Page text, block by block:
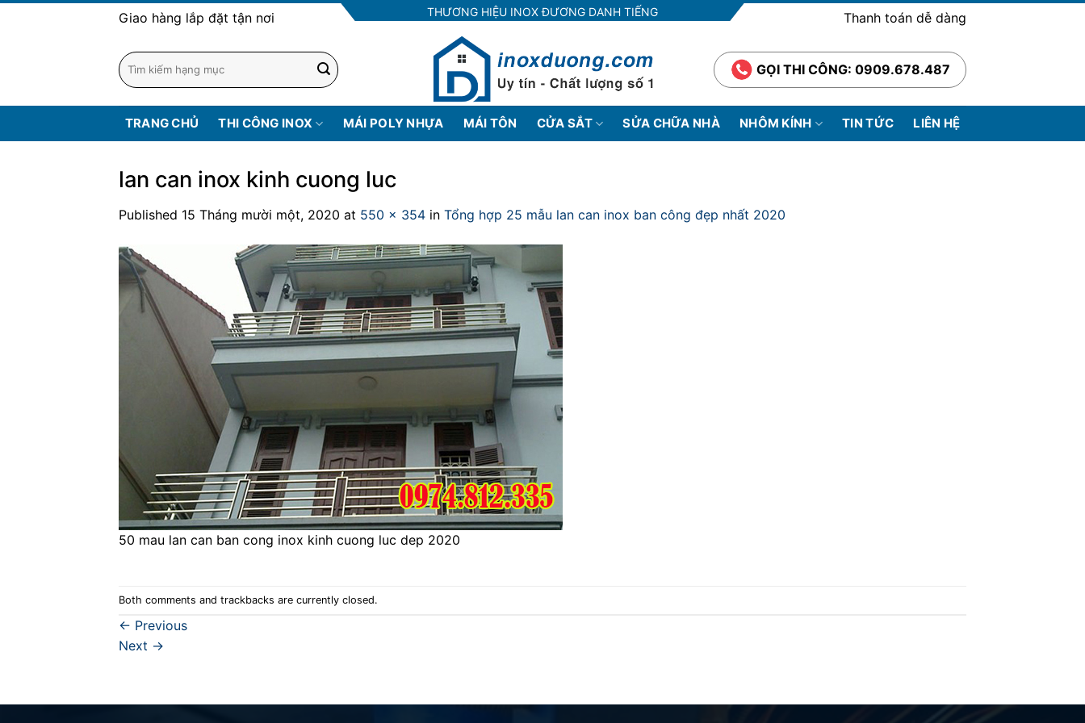
Giao hàng lắp đặt tận nơi THƯƠNG HIỆU INOX ĐƯƠNG DANH TIẾNG Thanh toán dễ dàng
GỌI THI CÔNG: 0909.678.487
TRANG CHỦ THI CÔNG INOX MÁI POLY NHỰA MÁI TÔN CỬA SẮT SỬA CHỮA NHÀ NHÔM KÍNH TIN TỨC LIÊN HỆ
lan can inox kinh cuong luc
Published 15 Tháng mười một, 2020 at 550 × 354 in Tổng hợp 25 mẫu lan can inox ban công đẹp nhất 2020
50 mau lan can ban cong inox kinh cuong luc dep 2020
Both comments and trackbacks are currently closed.
← Previous
Next →